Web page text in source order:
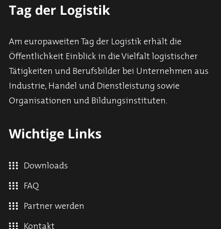
Tag der Logistik
Am europaweiten Tag der Logistik erhält die
Öffentlichkeit Einblick in die Vielfalt logistischer
Tätigkeiten und Berufsbilder bei Unternehmen aus
Industrie, Handel und Dienstleistung sowie
Organisationen und Bildungsinstituten.
Wichtige Links
Downloads
FAQ
Partner werden
Kontakt